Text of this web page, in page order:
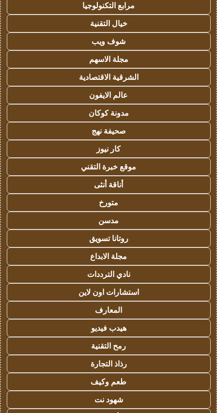
مرابع التكنولوجيا
خيال التقنية
شوف ويب
مجلة الاسهم
الشرقية الاقتصادية
عالم الايفون
مدونة كوكان
صحيفة نهج
كار نيوز
موقع خبرة التقني
أناقة أنثى
متورخ
مدسن
روتانا تسويق
مجلة الابداع
نادي الترددات
استشارات اون لاين
المعارف
هيدب فيديو
رمح التقنية
رذاذ التجارة
طعم وكيف
شهود نت